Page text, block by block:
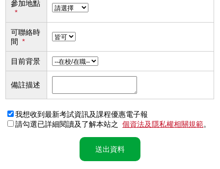
參加地點
*
可聯絡時
間 *
目前背景
備註描述
我想收到最新考試資訊及課程優惠電子報
請勾選已詳細閱讀及了解本站之
個資法及隱私權相關規範。
送出資料